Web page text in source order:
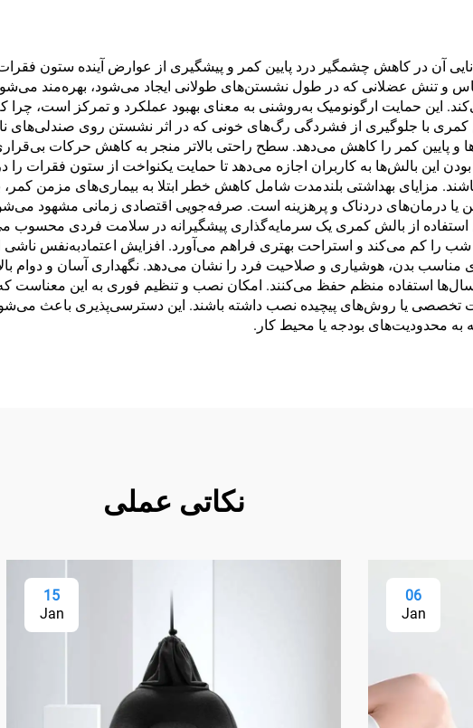
آن در کاهش چشمگیر درد پایین کمر و پیشگیری از عوارض آینده ستون
و تنش عضلانی که در طول نشستن‌های طولانی ایجاد می‌شود، بهره‌مند
این حمایت ارگونومیک به‌روشنی به معنای بهبود عملکرد و تمرکز است، چرا
کمری با جلوگیری از فشردگی رگ‌های خونی که در اثر نشستن روی
کمر را کاهش می‌دهد. سطح راحتی بالاتر منجر به کاهش حرکات
این بالش‌ها به کاربران اجازه می‌دهد تا حمایت یکنواخت از ستون
مزایای بهداشتی بلندمدت شامل کاهش خطر ابتلا به بیماری‌های مزمن
یا درمان‌های دردناک و پرهزینه است. صرفه‌جویی اقتصادی زمانی مشهود
استفاده از بالش کمری یک سرمایه‌گذاری پیشگیرانه در سلامت فردی محسوب
را کم می‌کند و استراحت بهتری فراهم می‌آورد. افزایش اعتمادبه‌نفس ناشی
مناسب بدن، هوشیاری و صلاحیت فرد را نشان می‌دهد. نگهداری آسان و دوام
استفاده منظم حفظ می‌کنند. امکان نصب و تنظیم فوری به این معناست که
تخصصی یا روش‌های پیچیده نصب داشته باشند. این دسترسی‌پذیری باعث
محدودیت‌های بودجه یا محیط کار.
نکاتی عملی
06
Jan
15
Jan